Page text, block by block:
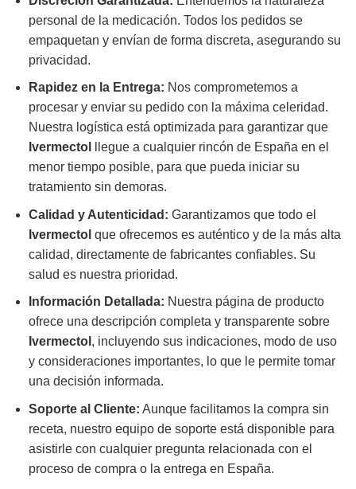
personal de la medicación. Todos los pedidos se
empaquetan y envían de forma discreta, asegurando su
privacidad.
Rapidez en la Entrega: Nos comprometemos a
procesar y enviar su pedido con la máxima celeridad.
Nuestra logística está optimizada para garantizar que
Ivermectol
llegue a cualquier rincón de España en el
menor tiempo posible, para que pueda iniciar su
tratamiento sin demoras.
Calidad y Autenticidad: Garantizamos que todo el
Ivermectol que ofrecemos es auténtico y de la más alta
calidad, directamente de fabricantes confiables. Su
salud es nuestra prioridad.
Información Detallada: Nuestra página de producto
ofrece una descripción completa y transparente sobre
Ivermectol , incluyendo sus indicaciones, modo de uso
y consideraciones importantes, lo que le permite tomar
una decisión informada.
Soporte al Cliente: Aunque facilitamos la compra sin
receta, nuestro equipo de soporte está disponible para
asistirle con cualquier pregunta relacionada con el
proceso de compra o la entrega en España.